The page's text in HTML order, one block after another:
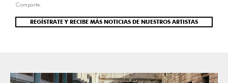
Comparte:
REGÍSTRATE Y RECIBE MÁS NOTICIAS DE NUESTROS ARTISTAS